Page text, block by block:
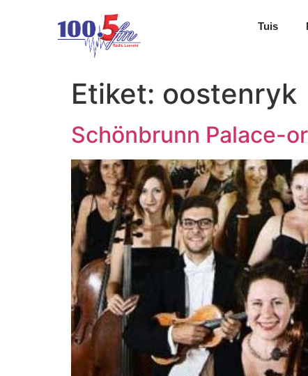
Tuis
Etiket: oostenryk
Schönbrunn Palace-